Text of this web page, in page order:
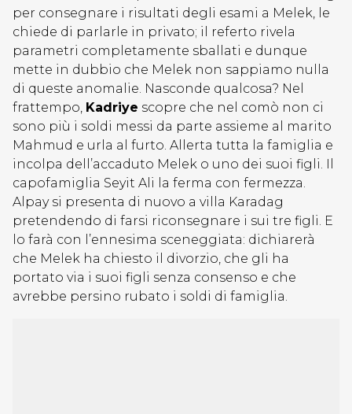
per consegnare i risultati degli esami a Melek, le
chiede di parlarle in privato; il referto rivela
parametri completamente sballati e dunque
mette in dubbio che Melek non sappiamo nulla
di queste anomalie. Nasconde qualcosa? Nel
frattempo, Kadriye scopre che nel comò non ci
sono più i soldi messi da parte assieme al marito
Mahmud e urla al furto. Allerta tutta la famiglia e
incolpa dell’accaduto Melek o uno dei suoi figli. Il
capofamiglia Seyit Ali la ferma con fermezza.
Alpay si presenta di nuovo a villa Karadag
pretendendo di farsi riconsegnare i sui tre figli. E
lo farà con l’ennesima sceneggiata: dichiarerà
che Melek ha chiesto il divorzio, che gli ha
portato via i suoi figli senza consenso e che
avrebbe persino rubato i soldi di famiglia.